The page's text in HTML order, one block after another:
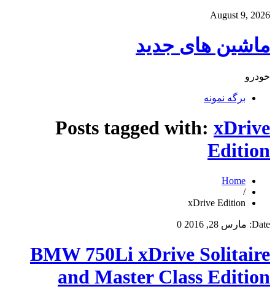
August 9, 2026
ماشین های جدید
خودرو
برگه نمونه
Posts tagged with: xDrive
Edition
Home
/
xDrive Edition
Date: مارس 28, 2016 0
BMW 750Li xDrive Solitaire
and Master Class Edition